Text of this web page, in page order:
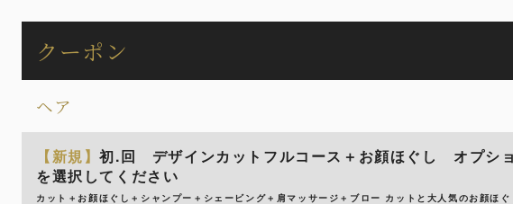
クーポン
ヘア
【新規】初.回 デザインカットフルコース＋お顔ほぐし オプシ
を選択してください
カット＋お顔ほぐし＋シャンプー＋シェービング＋肩マッサージ＋ブロー カットと大人気のお顔ほ